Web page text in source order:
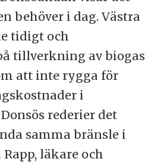
behöver i dag. Västra
tidigt och
tillverkning av biogas
att inte rygga för
i
rederier det
samma bränsle i
läkare och